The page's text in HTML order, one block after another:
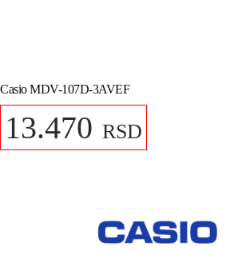
Casio MDV-107D-3AVEF
13.470 RSD